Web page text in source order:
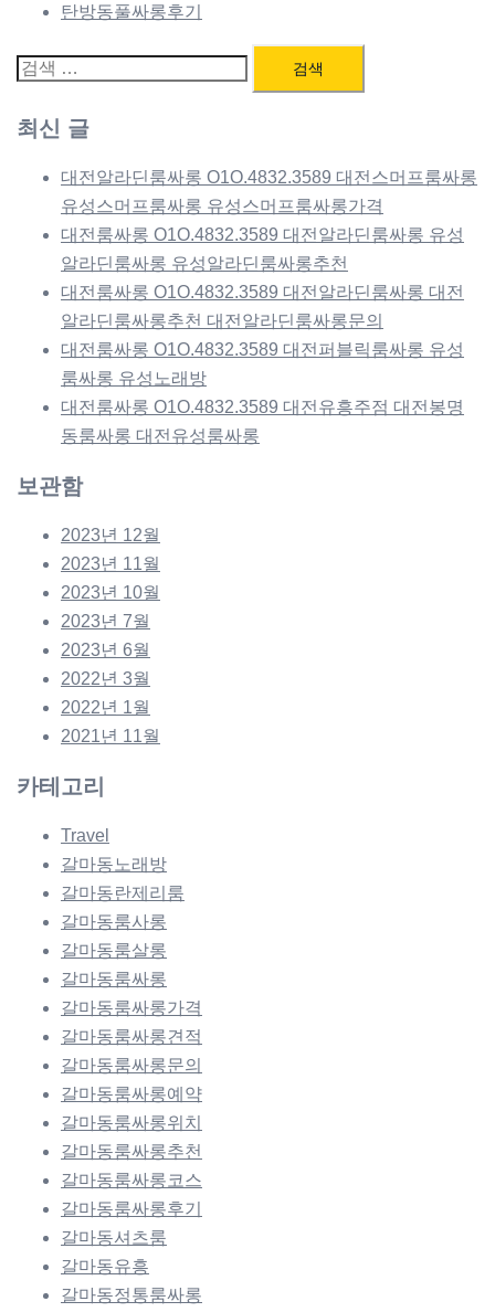
탄방동풀싸롱후기
검
최신 글
대전알라딘룸싸롱 O1O.4832.3589 대전스머프룸싸롱
유성스머프룸싸롱 유성스머프룸싸롱가격
대전룸싸롱 O1O.4832.3589 대전알라딘룸싸롱 유성
알라딘룸싸롱 유성알라딘룸싸롱추천
대전룸싸롱 O1O.4832.3589 대전알라딘룸싸롱 대전
알라딘룸싸롱추천 대전알라딘룸싸롱문의
대전룸싸롱 O1O.4832.3589 대전퍼블릭룸싸롱 유성
룸싸롱 유성노래방
대전룸싸롱 O1O.4832.3589 대전유흥주점 대전봉명
동룸싸롱 대전유성룸싸롱
보관함
2023년 12월
2023년 11월
2023년 10월
2023년 7월
2023년 6월
2022년 3월
2022년 1월
2021년 11월
카테고리
Travel
갈마동노래방
갈마동란제리룸
갈마동룸사롱
갈마동룸살롱
갈마동룸싸롱
갈마동룸싸롱가격
갈마동룸싸롱견적
갈마동룸싸롱문의
갈마동룸싸롱예약
갈마동룸싸롱위치
갈마동룸싸롱추천
갈마동룸싸롱코스
갈마동룸싸롱후기
갈마동셔츠룸
갈마동유흥
갈마동정통룸싸롱